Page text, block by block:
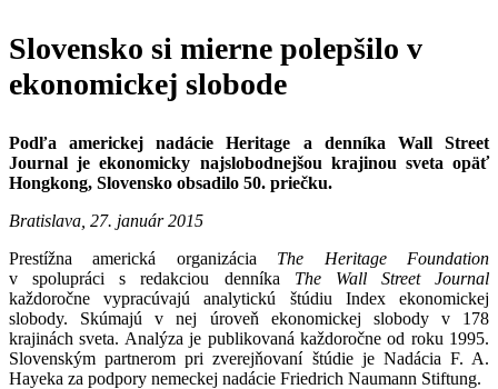
Slovensko si mierne polepšilo v
ekonomickej slobode
Podľa americkej nadácie Heritage a denníka Wall Street
Journal je ekonomicky najslobodnejšou krajinou sveta opäť
Hongkong, Slovensko obsadilo 50. priečku.
Bratislava, 27. január 2015
Prestížna americká organizácia The Heritage Foundation
v spolupráci s redakciou denníka The Wall Street Journal
každoročne vypracúvajú analytickú štúdiu Index ekonomickej
slobody. Skúmajú v nej úroveň ekonomickej slobody v 178
krajinách sveta. Analýza je publikovaná každoročne od roku 1995.
Slovenským partnerom pri zverejňovaní štúdie je Nadácia F. A.
Hayeka za podpory nemeckej nadácie Friedrich Naumann Stiftung.